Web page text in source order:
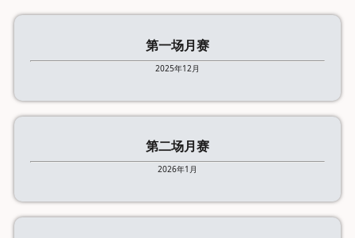
第一场月赛
2025年12月
第二场月赛
2026年1月